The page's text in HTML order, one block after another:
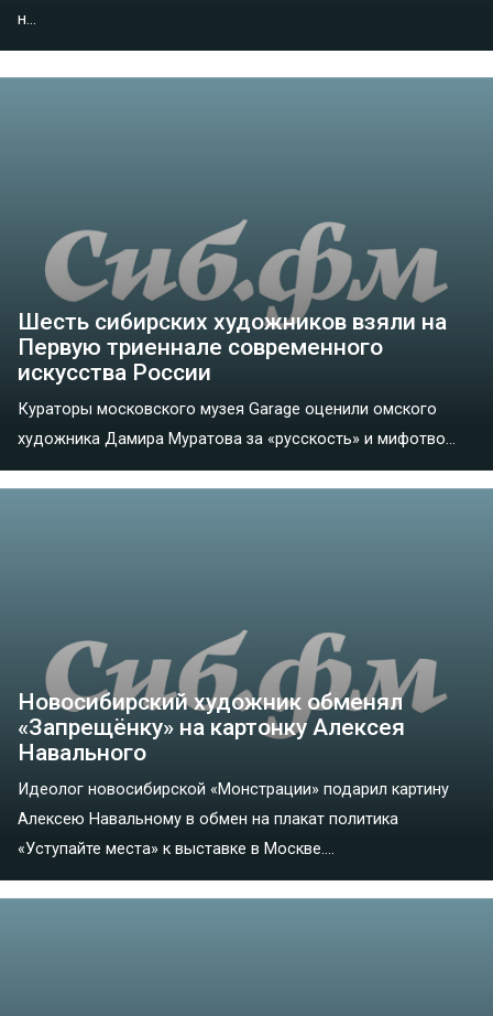
н...
Шесть сибирских художников взяли на
Первую триеннале современного
искусства России
Кураторы московского музея Garage оценили омского
художника Дамира Муратова за «русскость» и мифотво...
Новосибирский художник обменял
«Запрещёнку» на картонку Алексея
Навального
Идеолог новосибирской «Монстрации» подарил картину
Алексею Навальному в обмен на плакат политика
«Уступайте места» к выставке в Москве....